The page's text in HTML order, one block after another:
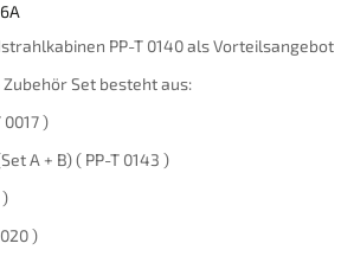
PP-T 0140 als Vorteilsangebot
Set besteht aus:
0017 )
A + B) ( PP-T 0143 )
)
)